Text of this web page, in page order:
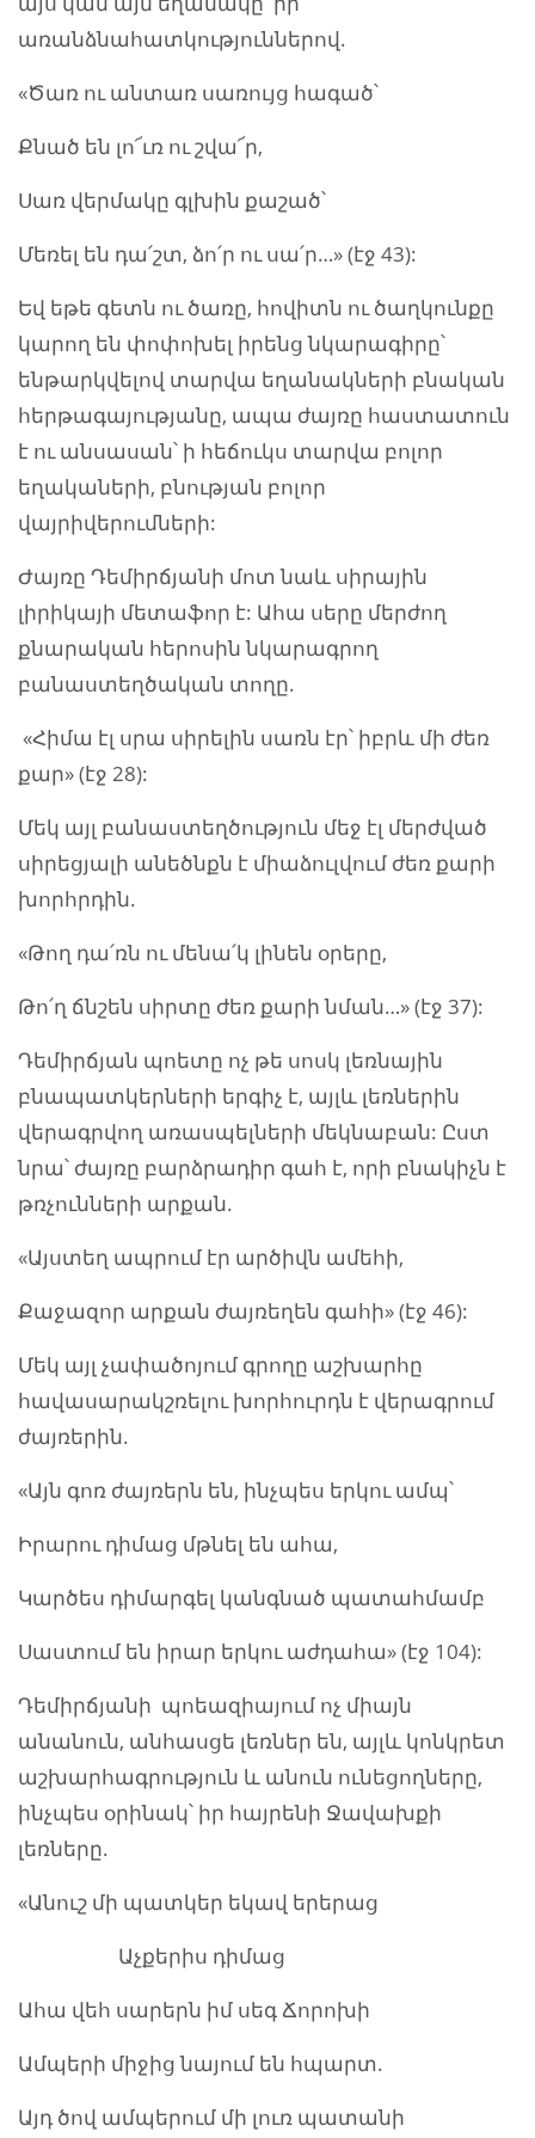
առանձնահատկություններով.
«Ծառ ու անտառ սառույց հագած՝
Քնած են լո՜ւռ ու շվա՜ր,
Սառ վերմակը գլխին քաշած՝
Մեռել են դա՛շտ, ձո՛ր ու սա՛ր…» (էջ 43):
Եվ եթե գետն ու ծառը, հովիտն ու ծաղկունքը
կարող են փոփոխել իրենց նկարագիրը՝
ենթարկվելով տարվա եղանակների բնական
հերթագայությանը, ապա ժայռը հաստատուն
է ու անսասան՝ ի հեճուկս տարվա բոլոր
եղակաների, բնության բոլոր
վայրիվերումների:
Ժայռը Դեմիրճյանի մոտ նաև սիրային
լիրիկայի մետաֆոր է: Ահա սերը մերժող
քնարական հերոսին նկարագրող
բանաստեղծական տողը.
«Հիմա էլ սրա սիրելին սառն էր՝ իբրև մի ժեռ
քար» (էջ 28):
Մեկ այլ բանաստեղծություն մեջ էլ մերժված
սիրեցյալի անեծնքն է միաձուլվում ժեռ քարի
խորհրդին.
«Թող դա՛ռն ու մենա՛կ լինեն օրերը,
Թո՛ղ ճնշեն սիրտը ժեռ քարի նման…» (էջ 37):
Դեմիրճյան պոետը ոչ թե սոսկ լեռնային
բնապատկերների երգիչ է, այլև լեռներին
վերագրվող առասպելների մեկնաբան: Ըստ
նրա՝ ժայռը բարձրադիր գահ է, որի բնակիչն է
թռչունների արքան.
«Այստեղ ապրում էր արծիվն ամեհի,
Քաջազոր արքան ժայռեղեն գահի» (էջ 46):
Մեկ այլ չափածոյում գրողը աշխարհը
հավասարակշռելու խորհուրդն է վերագրում
ժայռերին.
«Այն գոռ ժայռերն են, ինչպես երկու ամպ՝
Իրարու դիմաց մթնել են ահա,
Կարծես դիմարգել կանգնած պատահմամբ
Սաստում են իրար երկու աժդահա» (էջ 104):
Դեմիրճյանի պոեազիայում ոչ միայն
անանուն, անհասցե լեռներ են, այլև կոնկրետ
աշխարհագրություն և անուն ունեցողները,
ինչպես օրինակ՝ իր հայրենի Ջավախքի
լեռները.
«Անուշ մի պատկեր եկավ երերաց
Աչքերիս դիմաց
Ահա վեհ սարերն իմ սեգ Ճորոխի
Ամպերի միջից նայում են հպարտ.
Այդ ծով ամպերում մի լուռ պատանի